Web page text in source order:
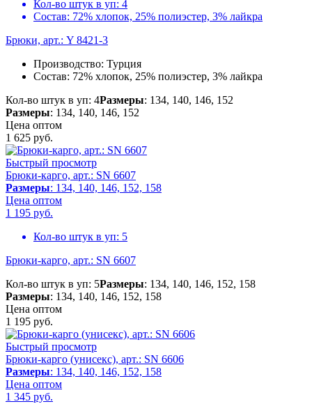
Кол-во штук в уп: 4
Состав: 72% хлопок, 25% полиэстер, 3% лайкра
Брюки, арт.: Y 8421-3
Производство: Турция
Состав: 72% хлопок, 25% полиэстер, 3% лайкра
Кол-во штук в уп: 4Размеры: 134, 140, 146, 152
Размеры: 134, 140, 146, 152
Цена оптом
1 625 руб.
Быстрый просмотр
Брюки-карго, арт.: SN 6607
Размеры: 134, 140, 146, 152, 158
Цена оптом
1 195 руб.
Кол-во штук в уп: 5
Брюки-карго, арт.: SN 6607
Кол-во штук в уп: 5Размеры: 134, 140, 146, 152, 158
Размеры: 134, 140, 146, 152, 158
Цена оптом
1 195 руб.
Быстрый просмотр
Брюки-карго (унисекс), арт.: SN 6606
Размеры: 134, 140, 146, 152, 158
Цена оптом
1 345 руб.